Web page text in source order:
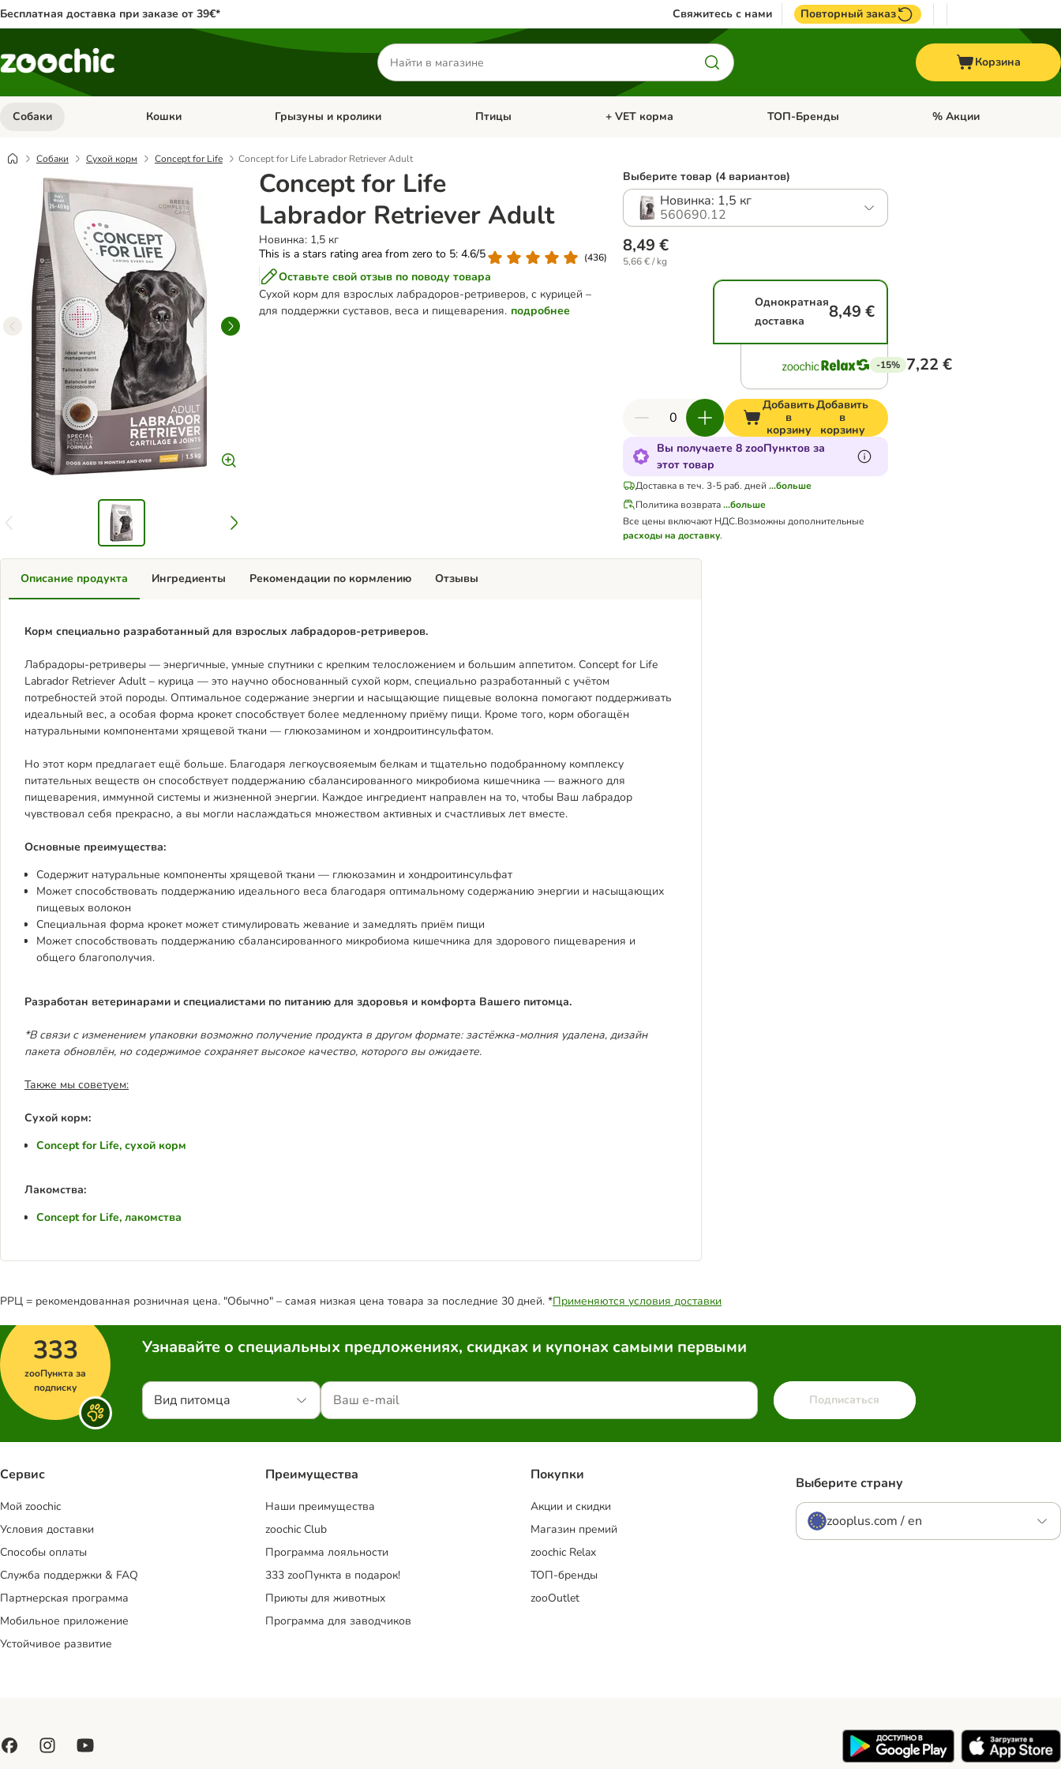
Бесплатная доставка при заказе от 39€* Свяжитесь с нами Повторный заказ
Поиск
товаров
Корзина
Собаки Откройте меню категории: Собаки
Кошки Откройте меню категории: Кошки
Грызуны и кролики Откройте меню категории: Грызуны и кролики
Птицы Откройте меню категории: Птицы
+ VET корма Откройте меню категории: + VET корма
ТОП-Бренды Откройте меню
% Акции
Собаки Сухой корм Concept for Life Concept for Life Labrador Retriever Adult
Concept for Life
Labrador Retriever Adult
Новинка: 1,5 кг
This is a stars rating area from zero to 5: 4.6/5
(436)
Оставьте свой отзыв по поводу товара
Сухой корм для взрослых лабрадоров-ретриверов, с курицей –
для поддержки суставов, веса и пищеварения. подробнее
Выберите товар (4 вариантов)
Новинка: 1,5 кг
560690.12
8,49 €
5,66 € / kg
Однократная
доставка
8,49 €
-15% 7,22 €
Добавить
в
корзину
Добавить
в
корзину
Вы получаете 8 zooПунктов за
этот товар
Доставка в теч. 3-5 раб. дней ...больше
Политика возврата...больше
Все цены включают НДС.Возможны дополнительные
расходы на доставку.
Описание продукта
Корм специально разработанный для взрослых лабрадоров-ретриверов.
Лабрадоры-ретриверы — энергичные, умные спутники с крепким телосложением и большим аппетитом. Concept for Life
Labrador Retriever Adult – курица — это научно обоснованный сухой корм, специально разработанный с учётом
потребностей этой породы. Оптимальное содержание энергии и насыщающие пищевые волокна помогают поддерживать
идеальный вес, а особая форма крокет способствует более медленному приёму пищи. Кроме того, корм обогащён
натуральными компонентами хрящевой ткани — глюкозамином и хондроитинсульфатом.
Но этот корм предлагает ещё больше. Благодаря легкоусвояемым белкам и тщательно подобранному комплексу
питательных веществ он способствует поддержанию сбалансированного микробиома кишечника — важного для
пищеварения, иммунной системы и жизненной энергии. Каждое ингредиент направлен на то, чтобы Ваш лабрадор
чувствовал себя прекрасно, а вы могли наслаждаться множеством активных и счастливых лет вместе.
Основные преимущества:
Содержит натуральные компоненты хрящевой ткани — глюкозамин и хондроитинсульфат
Может способствовать поддержанию идеального веса благодаря оптимальному содержанию энергии и насыщающих
пищевых волокон
Специальная форма крокет может стимулировать жевание и замедлять приём пищи
Может способствовать поддержанию сбалансированного микробиома кишечника для здорового пищеварения и
общего благополучия.
Разработан ветеринарами и специалистами по питанию для здоровья и комфорта Вашего питомца.
*В связи с изменением упаковки возможно получение продукта в другом формате: застёжка-молния удалена, дизайн
пакета обновлён, но содержимое сохраняет высокое качество, которого вы ожидаете.
Также мы советуем:
Сухой корм:
Concept for Life, сухой корм
Лакомства:
Concept for Life, лакомства
Ингредиенты Рекомендации по кормлению Отзывы
РРЦ = рекомендованная розничная цена. "Обычно" – самая низкая цена товара за последние 30 дней. *Применяются условия доставки
333
zooПункта за
подписку
Узнавайте о специальных предложениях, скидках и купонах самыми первыми
Вид питомца Подписаться
Сервис
Mой zoochic
Условия доставки
Способы оплаты
Служба поддержки & FAQ
Партнерская программа
Мобильное приложение
Устойчивое развитие
Преимуществa
Наши преимущества
zoochic Club
Программа лояльности
333 zooПункта в подарок!
Приюты для животных
Программа для заводчиков
Покупки
Акции и скидки
Магазин премий
zoochic Relax
ТОП-бренды
zooOutlet
Выберите страну
zooplus.com / en